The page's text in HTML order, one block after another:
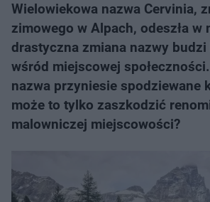
Wielowiekowa nazwa Cervinia,
zimowego w Alpach, odeszła w
drastyczna zmiana nazwy
wśród miejscowej
nazwa przyniesie spodziewane
może to tylko zaszkodzić
malowniczej miejscowości?